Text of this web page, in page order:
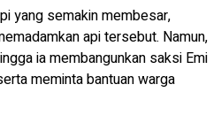
yang semakin membesar,
api tersebut. Namun,
ia membangunkan saksi Emi
meminta bantuan warga